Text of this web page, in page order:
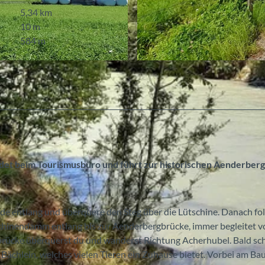
© Bönigen-Iseltwald Tourismus, Interlaken Tourismus |
5,34 km
10 m
584 m
beim Tourismusbüro und führt zur historischen
entlang und überquere den Steg über die Lütschine. Danach
entlang bis zur Aenderbergbrücke, immer begleitet
überquerst du und wanderst Richtung Acherhubel. Bald
welches vielen Tieren ein Zuhause bietet. Vorbei am